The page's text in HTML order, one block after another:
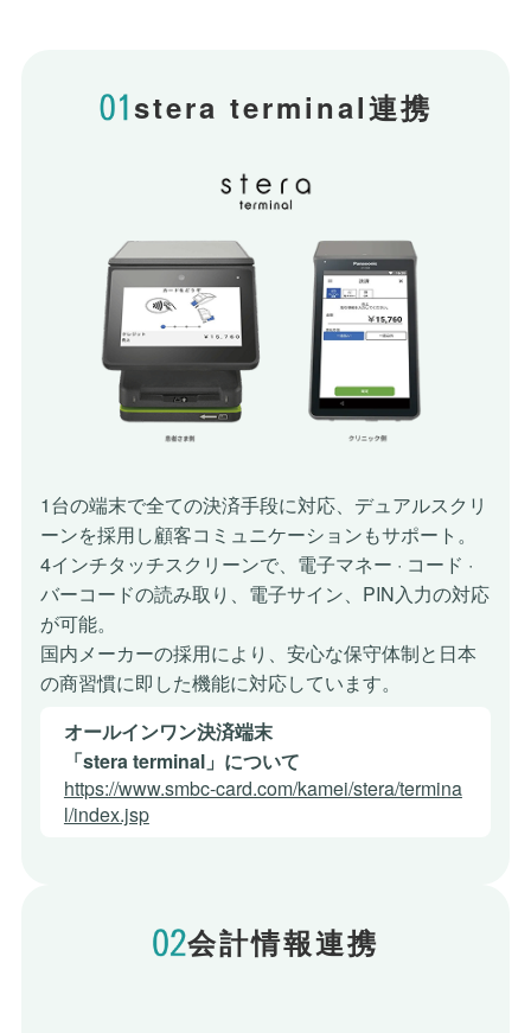
stera terminal連携
1台の端末で全ての決済手段に対応、デュアルスクリ
ーンを採用し顧客コミュニケーションもサポート。
4インチタッチスクリーンで、電子マネー · コード ·
バーコードの読み取り、電子サイン、PIN入力の対応
が可能。
国内メーカーの採用により、安心な保守体制と日本
の商習慣に即した機能に対応しています。
オールインワン決済端末
「stera terminal」について
https://www.smbc-card.com/kamei/stera/termina
l/index.jsp
会計情報連携